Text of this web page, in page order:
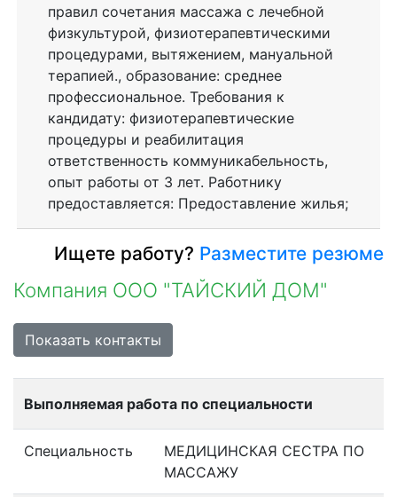
правил сочетания массажа с лечебной
физкультурой, физиотерапевтическими
процедурами, вытяжением, мануальной
терапией., образование: среднее
профессиональное. Требования к
кандидату: физиотерапевтические
процедуры и реабилитация
ответственность коммуникабельность,
опыт работы от 3 лет. Работнику
предоставляется: Предоставление жилья;
Ищете работу? Разместите резюме
Компания ООО "ТАЙСКИЙ ДОМ"
Показать контакты
Выполняемая работа по специальности
Специальность
МЕДИЦИНСКАЯ СЕСТРА ПО
МАССАЖУ